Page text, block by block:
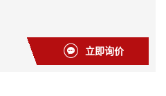
立即询价